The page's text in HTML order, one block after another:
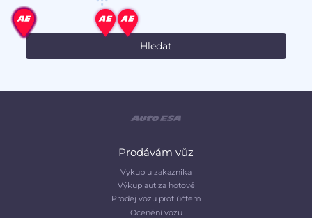
Prodávám vůz
Vykup u zakaznika
Výkup aut za hotové
Prodej vozu protiúčtem
Ocenění vozu